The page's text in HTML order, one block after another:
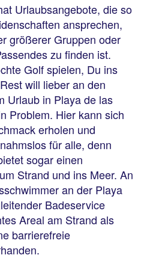
Urlaubsangebote, die so
ansprechen,
größerer Gruppen oder
zu finden ist.
Golf spielen, Du ins
will lieber an den
Urlaub in Playa de las
Problem. Hier kann sich
erholen und
für alle, denn
sogar einen
Strand und ins Meer. An
an der Playa
Badeservice
Areal am Strand als
barrierefreie